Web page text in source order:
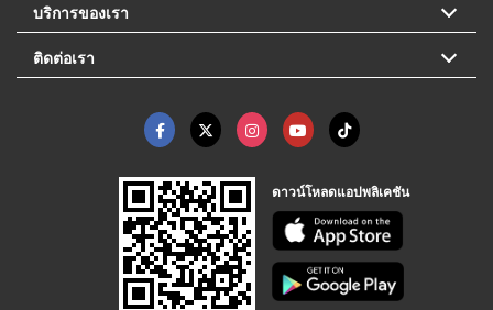
บริการของเรา
ติดต่อเรา
ดาวน์โหลดแอปพลิเคชัน